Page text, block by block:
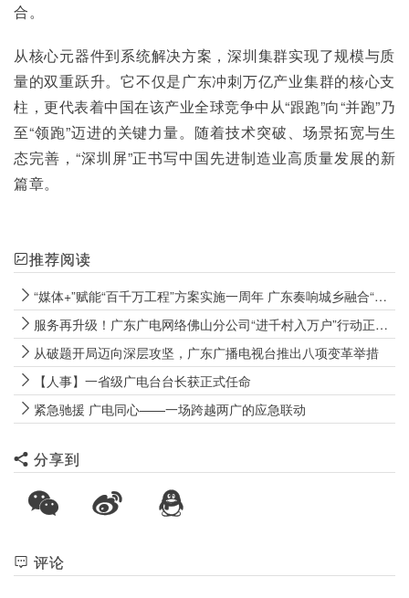
合。
从核心元器件到系统解决方案，深圳集群实现了规模与质
量的双重跃升。它不仅是广东冲刺万亿产业集群的核心支
柱，更代表着中国在该产业全球竞争中从“跟跑”向“并跑”乃
至“领跑”迈进的关键力量。随着技术突破、场景拓宽与生
态完善，“深圳屏”正书写中国先进制造业高质量发展的新
篇章。
推荐阅读
“媒体+”赋能“百千万工程”方案实施一周年 广东奏响城乡融合“大合唱”
服务再升级！广东广电网络佛山分公司“进千村入万户”行动正式启动！
从破题开局迈向深层攻坚，广东广播电视台推出八项变革举措
【人事】一省级广电台台长获正式任命
紧急驰援 广电同心——一场跨越两广的应急联动
分享到
评论